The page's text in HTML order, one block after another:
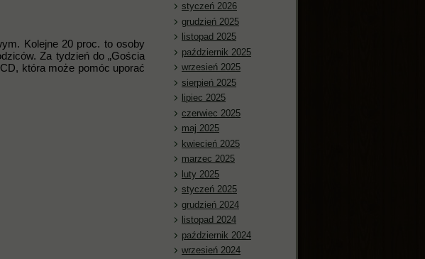
Kolejne 20 proc. to osoby
Za tydzień do „Gościa
która może pomóc uporać
styczeń 2026
grudzień 2025
listopad 2025
październik 2025
wrzesień 2025
sierpień 2025
lipiec 2025
czerwiec 2025
maj 2025
kwiecień 2025
marzec 2025
luty 2025
styczeń 2025
grudzień 2024
listopad 2024
październik 2024
wrzesień 2024